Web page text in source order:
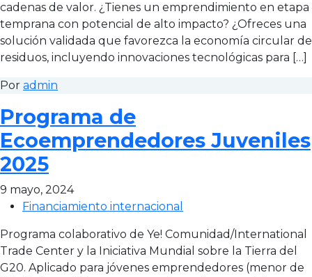
cadenas de valor. ¿Tienes un emprendimiento en etapa
temprana con potencial de alto impacto? ¿Ofreces una
solución validada que favorezca la economía circular de
residuos, incluyendo innovaciones tecnológicas para […]
Por admin
Programa de
Ecoemprendedores Juveniles
2025
9 mayo, 2024
Financiamiento internacional
Programa colaborativo de Ye! Comunidad/International
Trade Center y la Iniciativa Mundial sobre la Tierra del
G20. Aplicado para jóvenes emprendedores (menor de